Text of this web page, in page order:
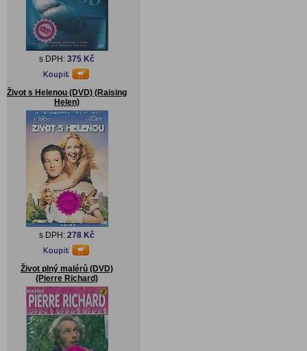
s DPH: 375 Kč
Život s Helenou (DVD) (Raising
Helen)
s DPH: 278 Kč
Život plný malérů (DVD)
(Pierre Richard)